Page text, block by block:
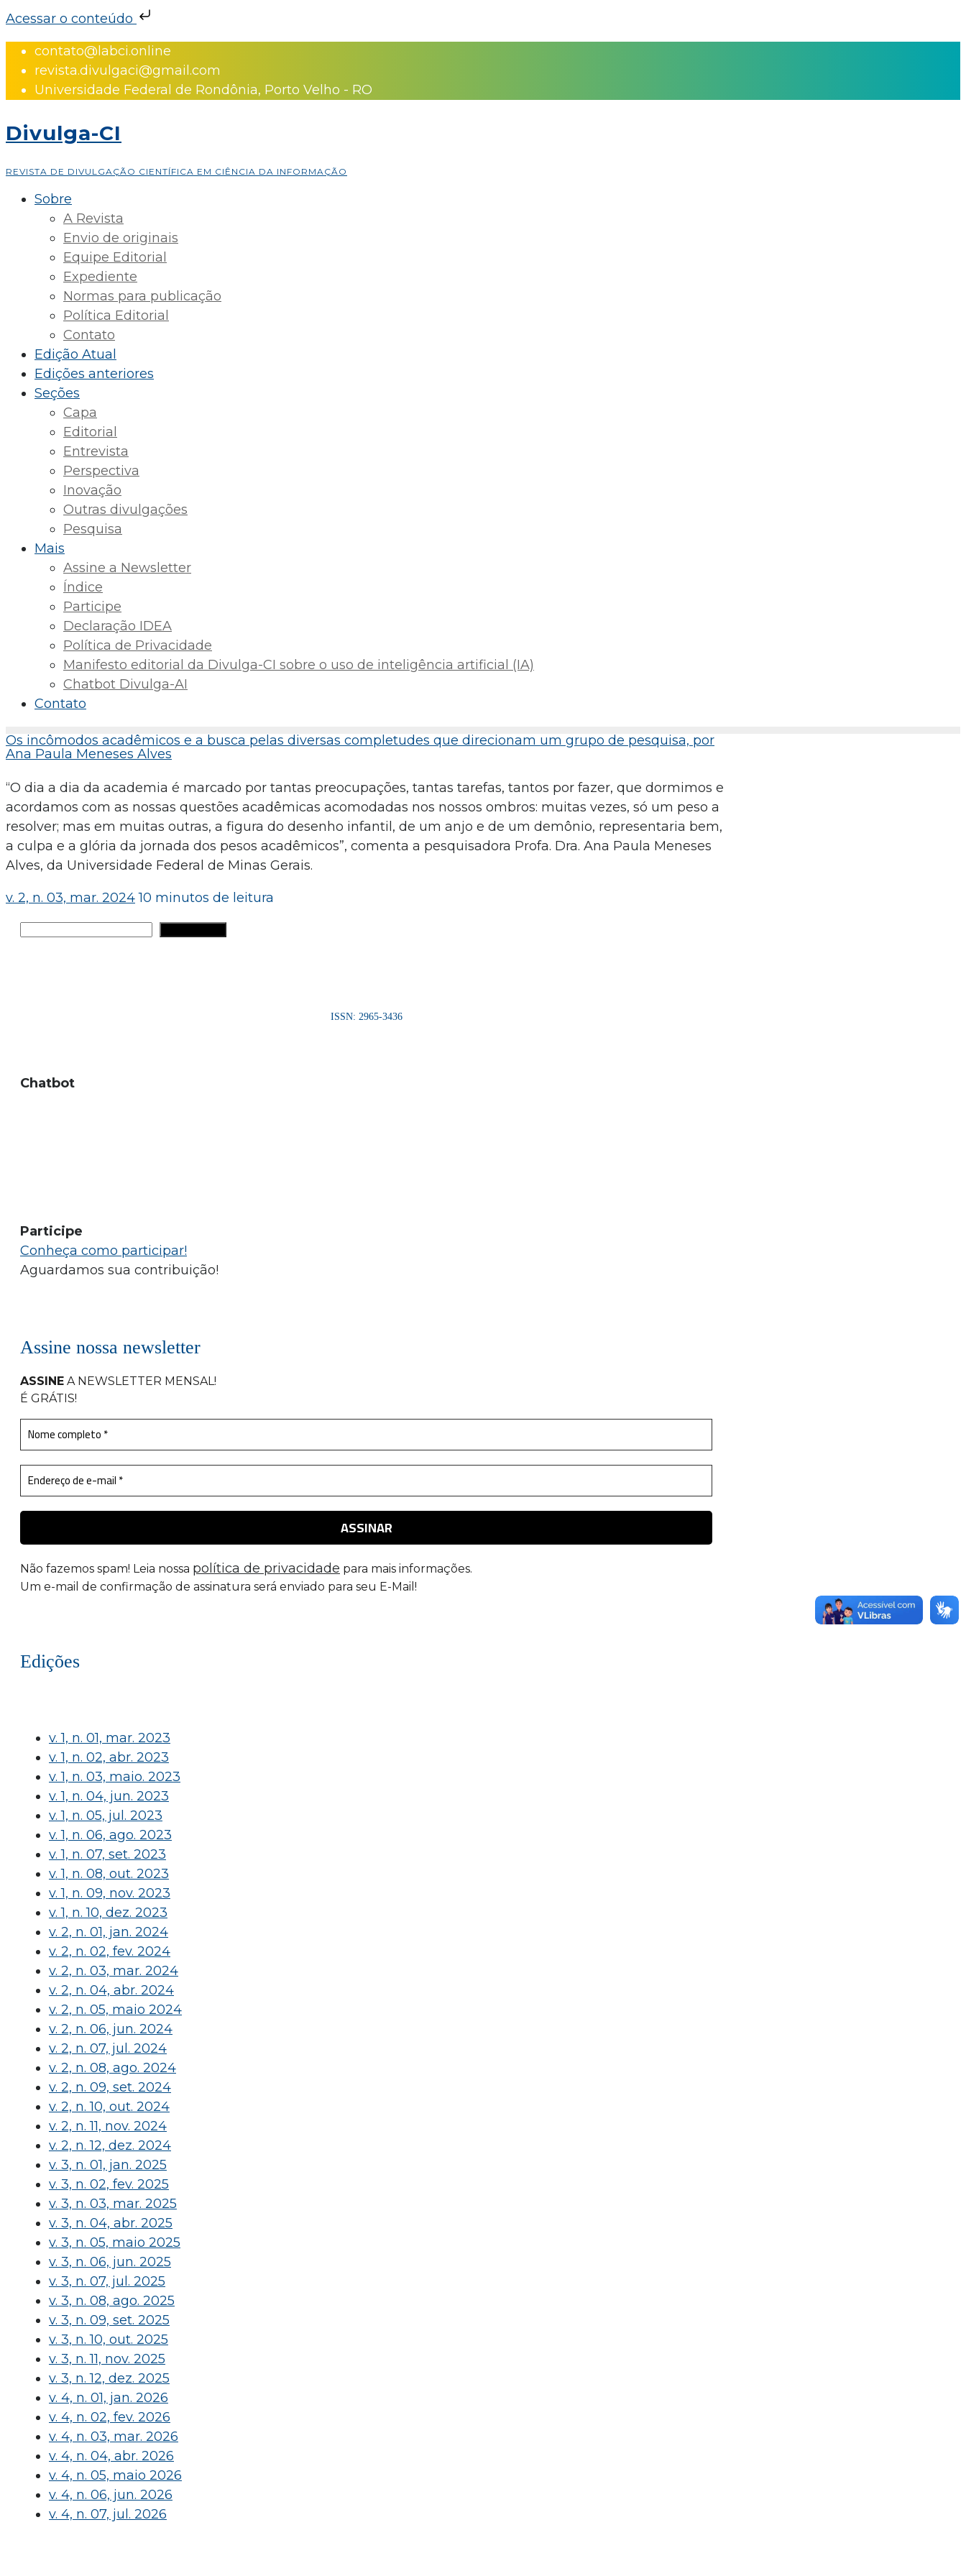
Acessar o conteúdo
Skip
content
contato@labci.online
revista.divulgaci@gmail.com
Universidade Federal de Rondônia, Porto Velho - RO
Divulga-CI
REVISTA DE DIVULGAÇÃO CIENTÍFICA EM CIÊNCIA DA INFORMAÇÃO
Sobre
A Revista
Envio de originais
Equipe Editorial
Expediente
Normas para publicação
Política Editorial
Contato
Edição Atual
Edições anteriores
Seções
Capa
Editorial
Entrevista
Perspectiva
Inovação
Outras divulgações
Pesquisa
Mais
Assine a Newsletter
Índice
Participe
Declaração IDEA
Política de Privacidade
Manifesto editorial da Divulga-CI sobre o uso de inteligência artificial (IA)
Chatbot Divulga-AI
Contato
Os incômodos acadêmicos e a busca pelas diversas completudes que direcionam um grupo de pesquisa, por
Ana Paula Meneses Alves
“O dia a dia da academia é marcado por tantas preocupações, tantas tarefas, tantos por fazer, que dormimos e
acordamos com as nossas questões acadêmicas acomodadas nos nossos ombros: muitas vezes, só um peso a
resolver; mas em muitas outras, a figura do desenho infantil, de um anjo e de um demônio, representaria bem,
a culpa e a glória da jornada dos pesos acadêmicos”, comenta a pesquisadora Profa. Dra. Ana Paula Meneses
Alves, da Universidade Federal de Minas Gerais.
v. 2, n. 03, mar. 2024 10 minutos de leitura
Pesquisar
ISSN: 2965-3436
Chatbot
Participe
Conheça como participar!
Aguardamos sua contribuição!
Assine nossa newsletter
ASSINE A NEWSLETTER MENSAL!
É GRÁTIS!
Não fazemos spam! Leia nossa política de privacidade para mais informações.
Um e-mail de confirmação de assinatura será enviado para seu E-Mail!
Edições
v. 1, n. 01, mar. 2023
v. 1, n. 02, abr. 2023
v. 1, n. 03, maio. 2023
v. 1, n. 04, jun. 2023
v. 1, n. 05, jul. 2023
v. 1, n. 06, ago. 2023
v. 1, n. 07, set. 2023
v. 1, n. 08, out. 2023
v. 1, n. 09, nov. 2023
v. 1, n. 10, dez. 2023
v. 2, n. 01, jan. 2024
v. 2, n. 02, fev. 2024
v. 2, n. 03, mar. 2024
v. 2, n. 04, abr. 2024
v. 2, n. 05, maio 2024
v. 2, n. 06, jun. 2024
v. 2, n. 07, jul. 2024
v. 2, n. 08, ago. 2024
v. 2, n. 09, set. 2024
v. 2, n. 10, out. 2024
v. 2, n. 11, nov. 2024
v. 2, n. 12, dez. 2024
v. 3, n. 01, jan. 2025
v. 3, n. 02, fev. 2025
v. 3, n. 03, mar. 2025
v. 3, n. 04, abr. 2025
v. 3, n. 05, maio 2025
v. 3, n. 06, jun. 2025
v. 3, n. 07, jul. 2025
v. 3, n. 08, ago. 2025
v. 3, n. 09, set. 2025
v. 3, n. 10, out. 2025
v. 3, n. 11, nov. 2025
v. 3, n. 12, dez. 2025
v. 4, n. 01, jan. 2026
v. 4, n. 02, fev. 2026
v. 4, n. 03, mar. 2026
v. 4, n. 04, abr. 2026
v. 4, n. 05, maio 2026
v. 4, n. 06, jun. 2026
v. 4, n. 07, jul. 2026